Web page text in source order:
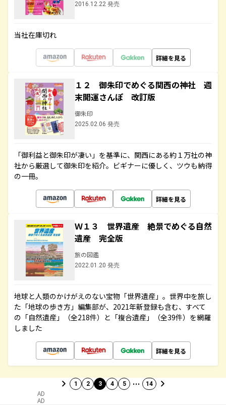
2016.12.22 発売
当社在庫切れ
詳細を見る
１２ 御朱印でめぐる関西の神社 週
末開運さんぽ 改訂版
御朱印
2025.02.06 発売
「御利益と御朱印が凄い」を基準に、関西にある約１万社の神
社から厳選して御朱印を紹介。ビギナーに優しく、ツウも納得
の一冊。
詳細を見る
Ｗ１３ 世界遺産 絶景でめぐる自然
遺産 完全版
旅の図鑑
2022.01.20 発売
地球と人類のかけがえのない宝物「世界遺産」。世界中を旅し
た「地球の歩き方」編集部が、2021年新登録も含む、すべて
の「自然遺産」（全218件）と「複合遺産」（全39件）を網羅
しました
詳細を見る
1 2 3 4 5 … 14
AD
AD